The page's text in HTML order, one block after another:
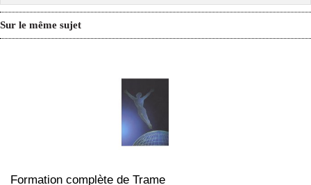
Sur le même sujet
Formation complète de Trame